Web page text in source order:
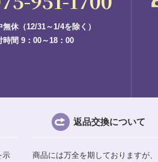
無休（12/31～1/4を除く）
時間 9：00～18：00
示
返品交換について
商品には万全を期しておりますが、